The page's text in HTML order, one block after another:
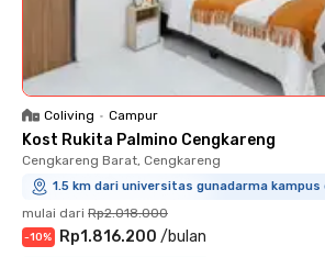
Coliving • Campur
Kost Rukita Palmino Cengkareng
Cengkareng Barat, Cengkareng
1.5 km dari universitas gunadarma kampus
mulai dari Rp2.018.000
-10% Rp1.816.200 /bulan